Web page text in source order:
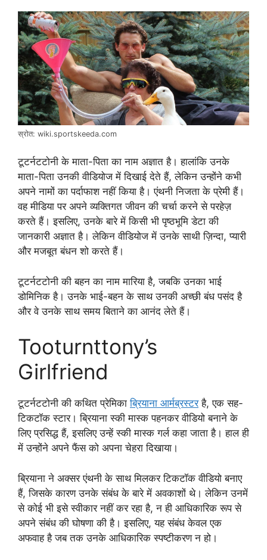
स्रोत: wiki.sportskeeda.com
टूटर्नटटोनी के माता-पिता का नाम अज्ञात है। हालांकि उनके
माता-पिता उनकी वीडियोज में दिखाई देते हैं, लेकिन उन्होंने कभी
अपने नामों का पर्दाफाश नहीं किया है। एंथनी निजता के प्रेमी हैं।
वह मीडिया पर अपने व्यक्तिगत जीवन की चर्चा करने से परहेज़
करते हैं। इसलिए, उनके बारे में किसी भी पृष्ठभूमि डेटा की
जानकारी अज्ञात है। लेकिन वीडियोज में उनके साथी ज़िन्दा, प्यारी
और मजबूत बंधन शो करते हैं।
टूटर्नटटोनी की बहन का नाम मारिया है, जबकि उनका भाई
डोमिनिक है। उनके भाई-बहन के साथ उनकी अच्छी बंध पसंद है
और वे उनके साथ समय बिताने का आनंद लेते हैं।
Tooturnttony’s
Girlfriend
टूटर्नटटोनी की कथित प्रेमिकाब्रियाना आर्मब्रस्टरहै, एक सह-
टिकटॉक स्टार। ब्रियाना स्की मास्क पहनकर वीडियो बनाने के
लिए प्रसिद्ध हैं, इसलिए उन्हें स्की मास्क गर्ल कहा जाता है। हाल ही
में उन्होंने अपने फैंस को अपना चेहरा दिखाया।
ब्रियाना ने अक्सर एंथनी के साथ मिलकर टिकटॉक वीडियो बनाए
हैं, जिसके कारण उनके संबंध के बारे में अवकाशों थे। लेकिन उनमें
से कोई भी इसे स्वीकार नहीं कर रहा है, न ही आधिकारिक रूप से
अपने संबंध की घोषणा की है। इसलिए, यह संबंध केवल एक
अफवाह है जब तक उनके आधिकारिक स्पष्टीकरण न हो।